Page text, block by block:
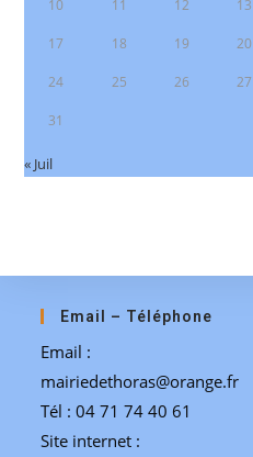
10 11 12 13
17 18 19 20
24 25 26 27
31
« Juil
Email – Téléphone
Email :
mairiedethoras@orange.fr
Tél : 04 71 74 40 61
Site internet :